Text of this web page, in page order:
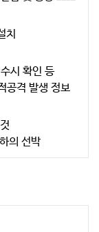
치
시 확인 등
공격 발생 정보
의 선박